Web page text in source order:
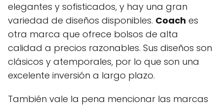
elegantes y sofisticados, y hay una gran
variedad de diseños disponibles. Coach es
otra marca que ofrece bolsos de alta
calidad a precios razonables. Sus diseños son
clásicos y atemporales, por lo que son una
excelente inversión a largo plazo.
También vale la pena mencionar las marcas